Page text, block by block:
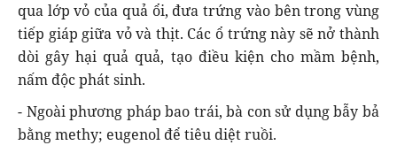
qua lớp vỏ của quả ổi, đưa trứng vào bên trong vùng
tiếp giáp giữa vỏ và thịt. Các ổ trứng này sẽ nở thành
dòi gây hại quả quả, tạo điều kiện cho mầm bệnh,
nấm độc phát sinh.
- Ngoài phương pháp bao trái, bà con sử dụng bẫy bả
bằng methy; eugenol để tiêu diệt ruồi.